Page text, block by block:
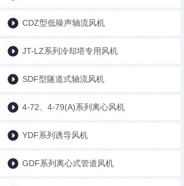
CDZ型低噪声轴流风机
JT-LZ系列冷却塔专用风机
SDF型隧道式轴流风机
4-72、4-79(A)系列离心风机
YDF系列诱导风机
GDF系列离心式管道风机